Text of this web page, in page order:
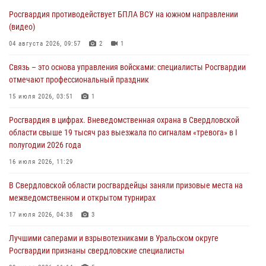
Росгвардия приняла участие в обеспечении безопасности Дня
города в Екатеринбурге
03 августа 2026, 07:43 3
Росгвардия приняла участие в межведомственном
антитеррористическом учении в Свердловской области
31 июля 2026, 12:27 1
Росгвардия обеспечивает безопасность граждан на южном
направлении
31 июля 2026, 06:56
рассказал об итогах работы подразделения в эфире телекомпании
«Телекон»
30 июля 2026, 11:33 1
Росгвардия противодействует БПЛА ВСУ на южном направлении
(видео)
04 августа 2026, 09:57 2 1
Связь – это основа управления войсками: специалисты Росгвардии
отмечают профессиональный праздник
15 июля 2026, 03:51 1
Росгвардия в цифрах. Вневедомственная охрана в Свердловской
области свыше 19 тысяч раз выезжала по сигналам «тревога» в I
полугодии 2026 года
16 июля 2026, 11:29
В Свердловской области росгвардейцы заняли призовые места на
межведомственном и открытом турнирах
17 июля 2026, 04:38 3
Лучшими саперами и взрывотехниками в Уральском округе
Росгвардии признаны свердловские специалисты